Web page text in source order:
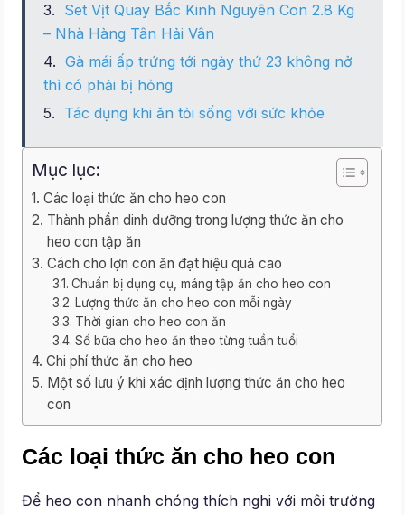
Set Vịt Quay Bắc Kinh Nguyên Con 2.8 Kg
– Nhà Hàng Tân Hải Vân
Gà mái ấp trứng tới ngày thứ 23 không nở
thì có phải bị hỏng
Tác dụng khi ăn tỏi sống với sức khỏe
Mục lục:
Các loại thức ăn cho heo con
Thành phần dinh dưỡng trong lượng thức ăn cho
heo con tập ăn
Cách cho lợn con ăn đạt hiệu quả cao
Chuẩn bị dụng cụ, máng tập ăn cho heo con
Lượng thức ăn cho heo con mỗi ngày
Thời gian cho heo con ăn
Số bữa cho heo ăn theo từng tuần tuổi
Chi phí thức ăn cho heo
Một số lưu ý khi xác định lượng thức ăn cho heo
con
Các loại thức ăn cho heo con
Để heo con nhanh chóng thích nghi với môi trường